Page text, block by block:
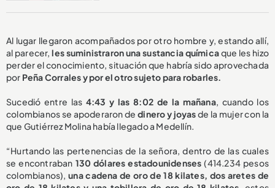
Al lugar llegaron acompañados por otro hombre y, estando allí,
al parecer,les suministraron una sustancia químicaque les hizo
perder el conocimiento, situación que habría sido aprovechada
por Peña Corrales y por el otro sujeto para robarles.
Sucedió entre las 4:43 y las 8:02 de la mañana, cuando los
colombianos se apoderaron dedinero y joyasde la mujer con la
que Gutiérrez Molina había llegado a Medellín.
“Hurtando las pertenencias de la señora, dentro de las cuales
se encontraban 130 dólares estadounidenses (414.234 pesos
colombianos),una cadena de oro de 18 kilates, dos aretes de